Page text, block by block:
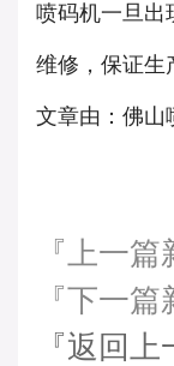
喷码机一旦出
维修，保证生
文章由：佛山
『上一篇
『下一篇
『返回上